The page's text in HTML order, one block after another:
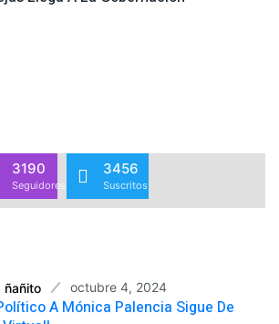
3190
Seguidores
3456
Suscritos
ñañito octubre 4, 2024
A Mónica Palencia Sigue De